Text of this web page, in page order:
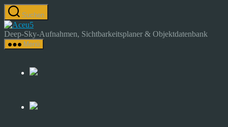
Zum
Inhalt
springen
Suchen
Astrocamp
–
Astrofotografie
Sky-
Deep-Sky-Aufnahmen, Sichtbarkeitsplaner & Objektdatenbank
Menü